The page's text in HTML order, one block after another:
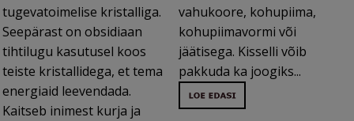
tugevatoimelise kristalliga.
Seepärast on obsidiaan
tihtilugu kasutusel koos
teiste kristallidega, et tema
energiaid leevendada.
Kaitseb inimest kurja ja
vahukoore, kohupiima,
kohupiimavormi või
jäätisega. Kisselli võib
pakkuda ka joogiks...